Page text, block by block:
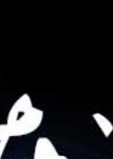
客户见证
潜意识文库